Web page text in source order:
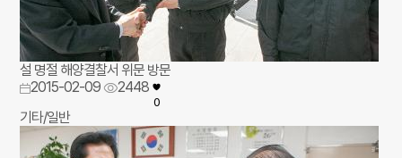
설 명절 해양결찰서 위문 방문
2015-02-09
2448
0
기타/일반